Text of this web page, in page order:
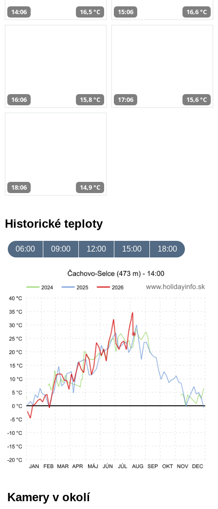
14:06 16,5 °C 15:06 16,6 °C
16:06 15,8 °C 17:06 15,6 °C
18:06 14,9 °C
Historické teploty
06:00 09:00 12:00 15:00 18:00
Kamery v okolí